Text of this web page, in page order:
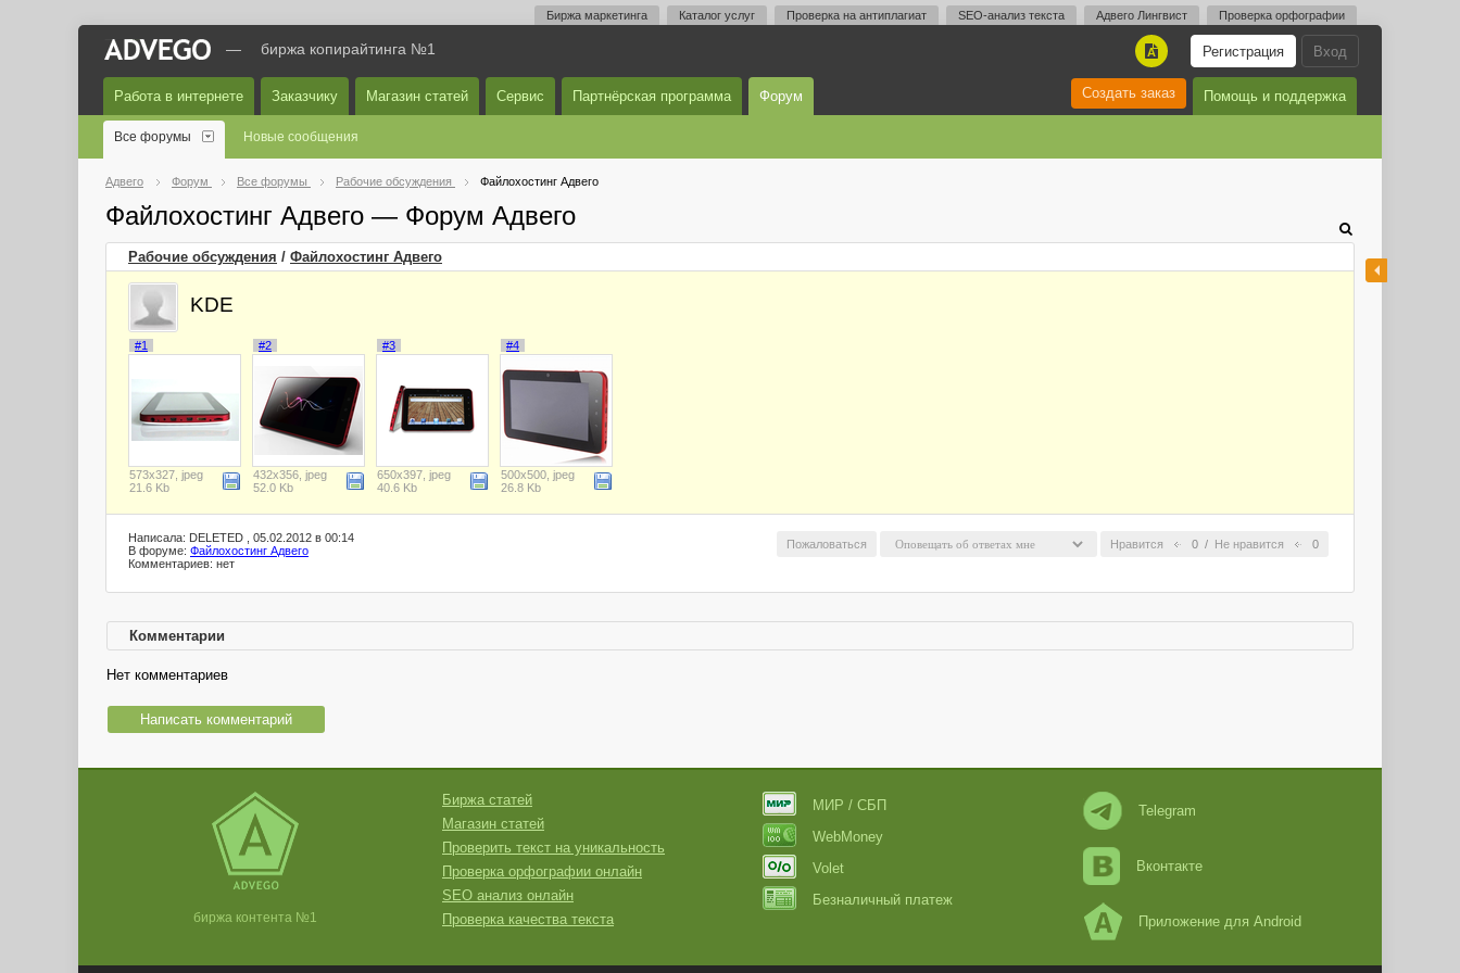
Биржа маркетинга Каталог услуг Проверка на антиплагиат SEO-анализ текста Адвего Лингвист Проверка орфографии
Вход
Регистрация
A
— биржа копирайтинга №1
Работа в интернете Заказчику Магазин статей Сервис Партнёрская программа Форум Помощь и поддержка
Создать заказ
Все форумы Новые сообщения
Адвего Форум Все форумы Рабочие обсуждения Файлохостинг Адвего
Файлохостинг Адвего — Форум Адвего
Рабочие обсуждения / Файлохостинг Адвего
KDE
#1
573x327, jpeg
21.6 Kb
#2
432x356, jpeg
52.0 Kb
#3
650x397, jpeg
40.6 Kb
#4
500x500, jpeg
26.8 Kb
Нравится 0 / Не нравится 0
Пожаловаться
Написала: DELETED , 05.02.2012 в 00:14
В форуме: Файлохостинг Адвего
Комментариев: нет
Комментарии
Нет комментариев
Написать комментарий
биржа контента №1
Биржа статей
Магазин статей
Проверить текст на уникальность
Проверка орфографии онлайн
SEO анализ онлайн
Проверка качества текста
МИР / СБП
WebMoney
Volet
Безналичный платеж
Telegram
Вконтакте
Приложение для Android